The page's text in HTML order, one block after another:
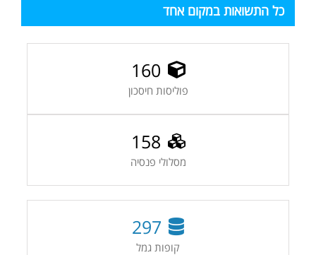
כל התשואות במקום אחד
160
פוליסות חיסכון
158
מסלולי פנסיה
297
קופות גמל